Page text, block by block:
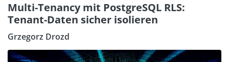
Multi-Tenancy mit PostgreSQL RLS:
Tenant-Daten sicher isolieren
Grzegorz Drozd